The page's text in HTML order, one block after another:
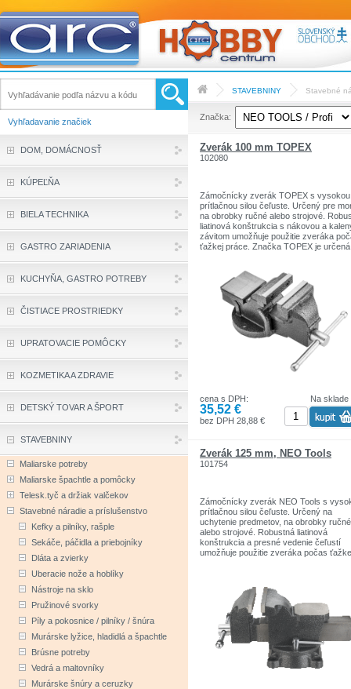
STAVEBNINY Stavebné
Značka:
Zverák 100 mm TOPEX
102080
Zámočnícky zverák TOPEX s vysokou
prítlačnou silou čeľuste. Určený pre
na obrobky ručné alebo strojové.
liatinová konštrukcia s nákovou a
závitom umožňuje použitie zveráka
ťažkej práce. Značka TOPEX je
doplnky pre domácnosť a garáže.
sú pevnej kvality.
Značka TOPEX je jednou z
značiek ručného náradia v Poľsku.
Na sklade
cena s DPH:
35,52 €
bez DPH 28,88 €
Zverák 125 mm, NEO Tools
101754
Zámočnícky zverák NEO Tools s
prítlačnou silou čeľuste. Určený na
uchytenie predmetov, na obrobky ručné
alebo strojové. Robustná liatinová
konštrukcia a presné vedenie čeľustí
umožňuje použitie zveráka počas
spoľahlivosti výrobku je certifikát TÜV
Rheinland. Značka NEO Tools spĺňa
očakávania odborníkov. Značka NEO
je determinantom skutočnej
Značka je zodpovedná za poskytovanie
spoľahlivých nástrojov, ktoré sa
trvanlivosťou, precíznosťou, vysokou
Vyhľadavanie značiek
DOM, DOMÁCNOSŤ
KÚPEĽŇA
BIELA TECHNIKA
GASTRO ZARIADENIA
KUCHYŇA, GASTRO POTREBY
ČISTIACE PROSTRIEDKY
UPRATOVACIE POMÔCKY
KOZMETIKA A ZDRAVIE
DETSKÝ TOVAR A ŠPORT
STAVEBNINY
Maliarske potreby
Maliarske špachtle a pomôcky
Telesk.tyč a držiak valčekov
Stavebné náradie a príslušenstvo
Kefky a pilníky, rašple
Sekáče, páčidla a priebojníky
Dláta a zvierky
Uberacie nože a hoblíky
Nástroje na sklo
Pružinové svorky
Píly a pokosnice / pilníky / šnúra
Murárske lyžice, hladidlá a špachtle
Brúsne potreby
Vedrá a maltovníky
Murárske šnúry a ceruzky